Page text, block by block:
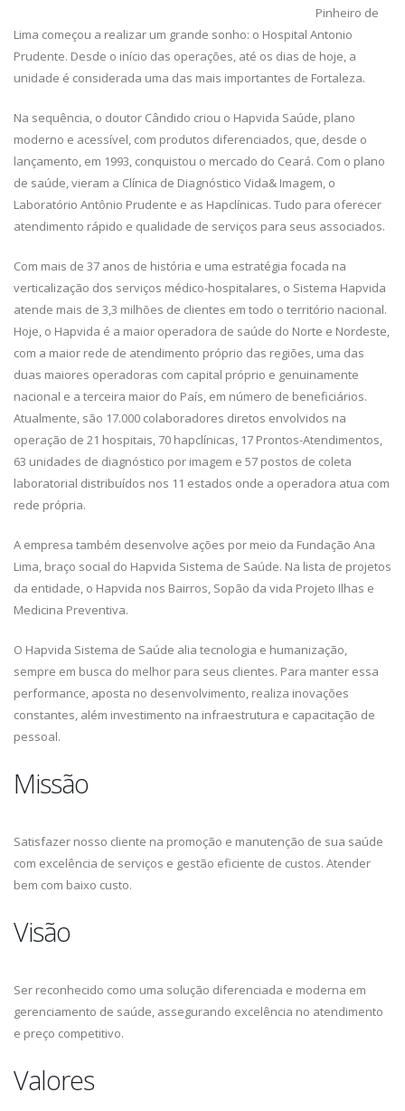
Pinheiro de
Lima começou a realizar um grande sonho: o Hospital Antonio
Prudente. Desde o início das operações, até os dias de hoje, a
unidade é considerada uma das mais importantes de Fortaleza.
Na sequência, o doutor Cândido criou o Hapvida Saúde, plano
moderno e acessível, com produtos diferenciados, que, desde o
lançamento, em 1993, conquistou o mercado do Ceará. Com o plano
de saúde, vieram a Clínica de Diagnóstico Vida& Imagem, o
Laboratório Antônio Prudente e as Hapclínicas. Tudo para oferecer
atendimento rápido e qualidade de serviços para seus associados.
Com mais de 37 anos de história e uma estratégia focada na
verticalização dos serviços médico-hospitalares, o Sistema Hapvida
atende mais de 3,3 milhões de clientes em todo o território nacional.
Hoje, o Hapvida é a maior operadora de saúde do Norte e Nordeste,
com a maior rede de atendimento próprio das regiões, uma das
duas maiores operadoras com capital próprio e genuinamente
nacional e a terceira maior do País, em número de beneficiários.
Atualmente, são 17.000 colaboradores diretos envolvidos na
operação de 21 hospitais, 70 hapclínicas, 17 Prontos-Atendimentos,
63 unidades de diagnóstico por imagem e 57 postos de coleta
laboratorial distribuídos nos 11 estados onde a operadora atua com
rede própria.
A empresa também desenvolve ações por meio da Fundação Ana
Lima, braço social do Hapvida Sistema de Saúde. Na lista de projetos
da entidade, o Hapvida nos Bairros, Sopão da vida Projeto Ilhas e
Medicina Preventiva.
O Hapvida Sistema de Saúde alia tecnologia e humanização,
sempre em busca do melhor para seus clientes. Para manter essa
performance, aposta no desenvolvimento, realiza inovações
constantes, além investimento na infraestrutura e capacitação de
pessoal.
Missão
Satisfazer nosso cliente na promoção e manutenção de sua saúde
com excelência de serviços e gestão eficiente de custos. Atender
bem com baixo custo.
Visão
Ser reconhecido como uma solução diferenciada e moderna em
gerenciamento de saúde, assegurando excelência no atendimento
e preço competitivo.
Valores